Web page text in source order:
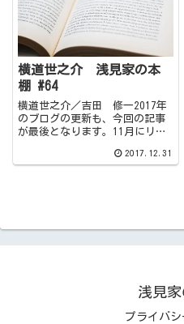
横道世之介 浅見家の本
棚 #64
横道世之介／吉田 修一2017年
のブログの更新も、今回の記事
が最後となります。11月にリス
少しずつではありますが軌道に
2017.12.31
浅見家
プライバ